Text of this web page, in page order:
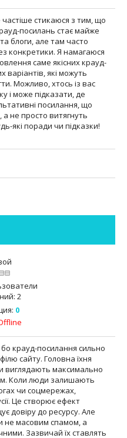
частіше стикаюся з тим, що
посилань стає майже
блоги, але там часто
конкретики. Я намагаюся
саме якісних крауд-
які можуть
Можливо, хтось із вас
і може підказати, де
посилання, що
а не просто витягнуть
які поради чи підказки!
2
0
крауд-посилання сильно
сайту. Головна їхня
виглядають максимально
Коли люди залишають
чи соцмережах,
Це створює ефект
довіру до ресурсу. Але
не масовим спамом, а
Зазвичай їх ставлять